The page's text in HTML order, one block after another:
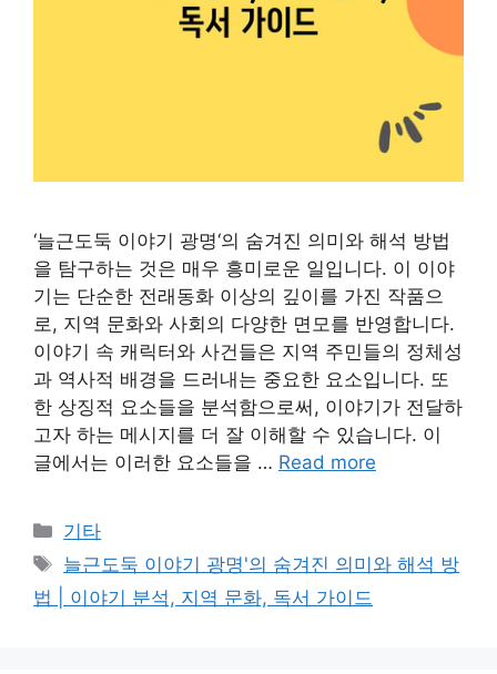
‘늘근도둑 이야기 광명‘의 숨겨진 의미와 해석 방법
을 탐구하는 것은 매우 흥미로운 일입니다. 이 이야
기는 단순한 전래동화 이상의 깊이를 가진 작품으
로, 지역 문화와 사회의 다양한 면모를 반영합니다.
이야기 속 캐릭터와 사건들은 지역 주민들의 정체성
과 역사적 배경을 드러내는 중요한 요소입니다. 또
한 상징적 요소들을 분석함으로써, 이야기가 전달하
고자 하는 메시지를 더 잘 이해할 수 있습니다. 이
글에서는 이러한 요소들을 … Read more
Categories
기타
Tags
늘근도둑 이야기 광명'의 숨겨진 의미와 해석 방
법 | 이야기 분석, 지역 문화, 독서 가이드